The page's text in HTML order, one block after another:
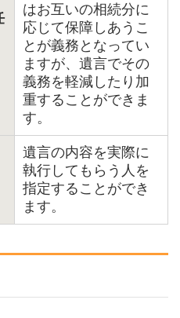
はお互いの相続分に
応じて保障しあうこ
とが義務となってい
ますが、遺言でその
義務を軽減したり加
重することができま
す。
遺言の内容を実際に
執行してもらう人を
指定することができ
ます。